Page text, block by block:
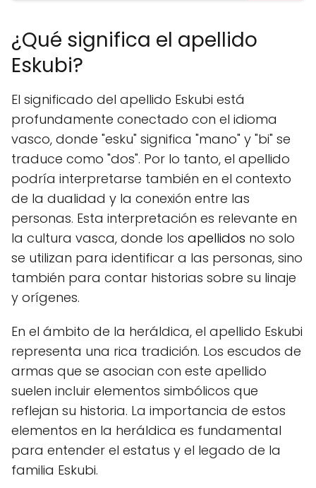
¿Qué significa el apellido
Eskubi?
El significado del apellido Eskubi está
profundamente conectado con el idioma
vasco, donde "esku" significa "mano" y "bi" se
traduce como "dos". Por lo tanto, el apellido
podría interpretarse también en el contexto
de la dualidad y la conexión entre las
personas. Esta interpretación es relevante en
la cultura vasca, donde los apellidos no solo
se utilizan para identificar a las personas, sino
también para contar historias sobre su linaje
y orígenes.
En el ámbito de la heráldica, el apellido Eskubi
representa una rica tradición. Los escudos de
armas que se asocian con este apellido
suelen incluir elementos simbólicos que
reflejan su historia. La importancia de estos
elementos en la heráldica es fundamental
para entender el estatus y el legado de la
familia Eskubi.